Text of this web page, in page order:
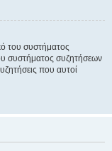
του συστήματος
συστήματος συζητήσεων
που αυτοί